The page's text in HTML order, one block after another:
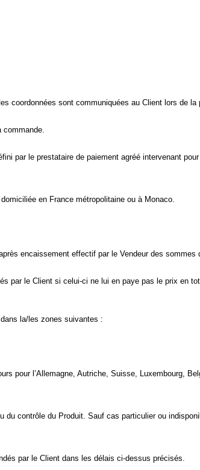
coordonnées sont communiquées au Client lors de
commande.
par le prestataire de paiement agréé intervenant
en France métropolitaine ou à Monaco.
encaissement effectif par le Vendeur des sommes
par le Client si celui-ci ne lui en paye pas le prix en
la/les zones suivantes :
pour l’Allemagne, Autriche, Suisse, Luxembourg,
contrôle du Produit. Sauf cas particulier ou
par le Client dans les délais ci-dessus précisés.